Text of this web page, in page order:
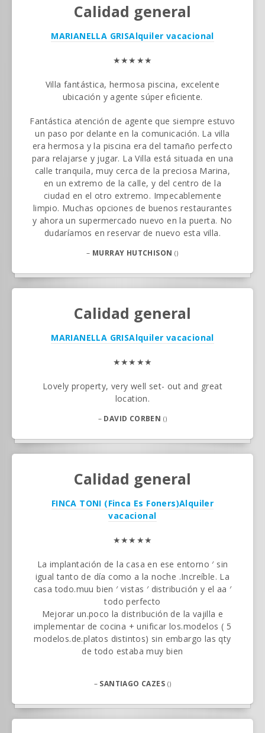
Calidad general
MARIANELLA GRISAlquiler vacacional
★★★★★
Villa fantástica, hermosa piscina, excelente
ubicación y agente súper eficiente.
Fantástica atención de agente que siempre estuvo
un paso por delante en la comunicación. La villa
era hermosa y la piscina era del tamaño perfecto
para relajarse y jugar. La Villa está situada en una
calle tranquila, muy cerca de la preciosa Marina,
en un extremo de la calle, y del centro de la
ciudad en el otro extremo. Impecablemente
limpio. Muchas opciones de buenos restaurantes
y ahora un supermercado nuevo en la puerta. No
dudaríamos en reservar de nuevo esta villa.
– MURRAY HUTCHISON ()
Calidad general
MARIANELLA GRISAlquiler vacacional
★★★★★
Lovely property, very well set- out and great
location.
– DAVID CORBEN ()
Calidad general
FINCA TONI (Finca Es Foners)Alquiler
vacacional
★★★★★
La implantación de la casa en ese entorno ′ sin
igual tanto de día como a la noche .Increíble. La
casa todo.muu bien ′ vistas ′ distribución y el aa ′
todo perfecto
Mejorar un.poco la distribución de la vajilla e
implementar de cocina + unificar los.modelos ( 5
modelos.de.platos distintos) sin embargo las qty
de todo estaba muy bien
– SANTIAGO CAZES ()